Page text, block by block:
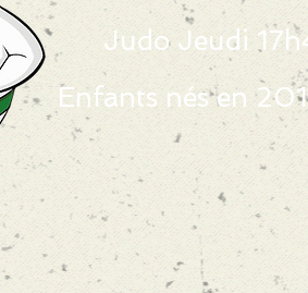
Judo Jeudi
Enfants nés en